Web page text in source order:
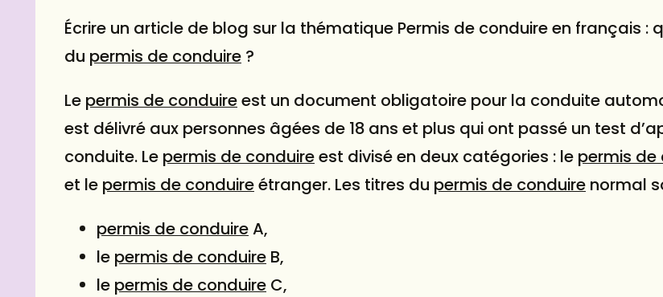
Écrire un article de blog sur la thématique Permis de conduire en français :
du permis de conduire ?
Le permis de conduireest un document obligatoire pour la conduite
est délivré aux personnes âgées de 18 ans et plus qui ont passé un test
conduite. Le permis de conduireest divisé en deux catégories : le permis de
et le permis de conduireétranger. Les titres du permis de conduire normal
permis de conduireA,
le permis de conduire B,
le permis de conduire C,